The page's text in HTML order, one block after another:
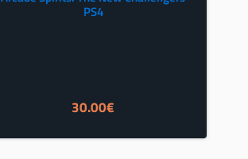
PS4
30.00€